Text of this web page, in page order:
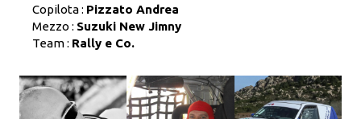
Copilota : Pizzato Andrea
Mezzo : Suzuki New Jimny
Team : Rally e Co.